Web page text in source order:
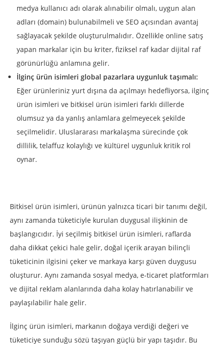
medya kullanıcı adı olarak alınabilir olmalı, uygun alan
adları (domain) bulunabilmeli ve SEO açısından avantaj
sağlayacak şekilde oluşturulmalıdır. Özellikle online satış
yapan markalar için bu kriter, fiziksel raf kadar dijital raf
görünürlüğü anlamına gelir.
İlginç ürün isimleri global pazarlara uygunluk taşımalı:
Eğer ürünleriniz yurt dışına da açılmayı hedefliyorsa, ilginç
ürün isimleri ve bitkisel ürün isimleri farklı dillerde
olumsuz ya da yanlış anlamlara gelmeyecek şekilde
seçilmelidir. Uluslararası markalaşma sürecinde çok
dillilik, telaffuz kolaylığı ve kültürel uygunluk kritik rol
oynar.
Bitkisel ürün isimleri, ürünün yalnızca ticari bir tanımı değil,
aynı zamanda tüketiciyle kurulan duygusal ilişkinin de
başlangıcıdır. İyi seçilmiş bitkisel ürün isimleri, raflarda
daha dikkat çekici hale gelir, doğal içerik arayan bilinçli
tüketicinin ilgisini çeker ve markaya karşı güven duygusu
oluşturur. Aynı zamanda sosyal medya, e-ticaret platformları
ve dijital reklam alanlarında daha kolay hatırlanabilir ve
paylaşılabilir hale gelir.
İlginç ürün isimleri, markanın doğaya verdiği değeri ve
tüketiciye sunduğu sözü taşıyan güçlü bir yapı taşıdır. Bu